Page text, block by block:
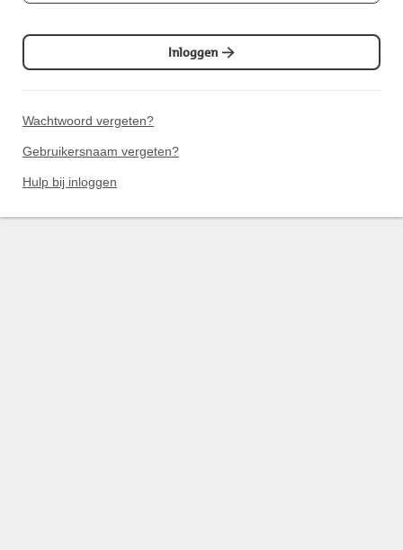
Inloggen
Wachtwoord vergeten?
Gebruikersnaam vergeten?
Hulp bij inloggen